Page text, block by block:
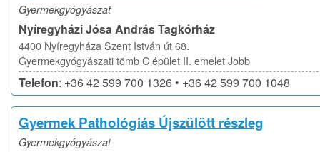
Gyermekgyógyászat
Nyíregyházi Jósa András Tagkórház
4400 Nyíregyháza Szent István út 68.
Gyermekgyógyászati tömb C épület II. emelet Jobb
Telefon: +36 42 599 700 1326 • +36 42 599 700 1048
Gyermek Pathológiás Újszülött részleg
Gyermekgyógyászat